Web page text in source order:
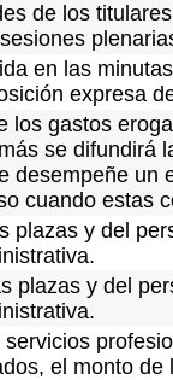
de los
en las
expresa
los gastos
se difundirá
desempeñe
cuando estas
plazas y del
plazas y del
el monto